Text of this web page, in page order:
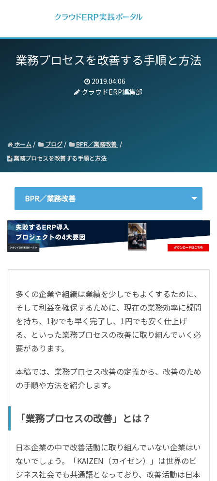
業務プロセスを改善する手順と方法
2019.04.06
クラウドERP編集部
ホーム ブログ
BPR／業務改善
業務プロセスを改善する手順と方法
BPR／業務改善
ERP
会計
CRM／営業支援／Eコマース
DX（2025年の崖）／クラウドコンピューティング
データ分析／BI
ガバナンス／リスク管理
BPR／業務改善
多くの企業や組織は業績を少しでもよくするために、
そして利益を確保するために、現在の業務効率に疑問
を持ち、1秒でも早く完了し、1円でも安く仕上げ
る、といった業務プロセスの改善に取り組んでいく必
要があります。
本稿では、業務プロセス改善の定義から、改善のため
の手順や方法を紹介します。
「業務プロセスの改善」とは？
日本企業の中で改善活動に取り組んでいない企業はい
ないでしょう。「KAIZEN（カイゼン）」は世界のビ
ジネス社会でも共通語となっており、改善活動は日本